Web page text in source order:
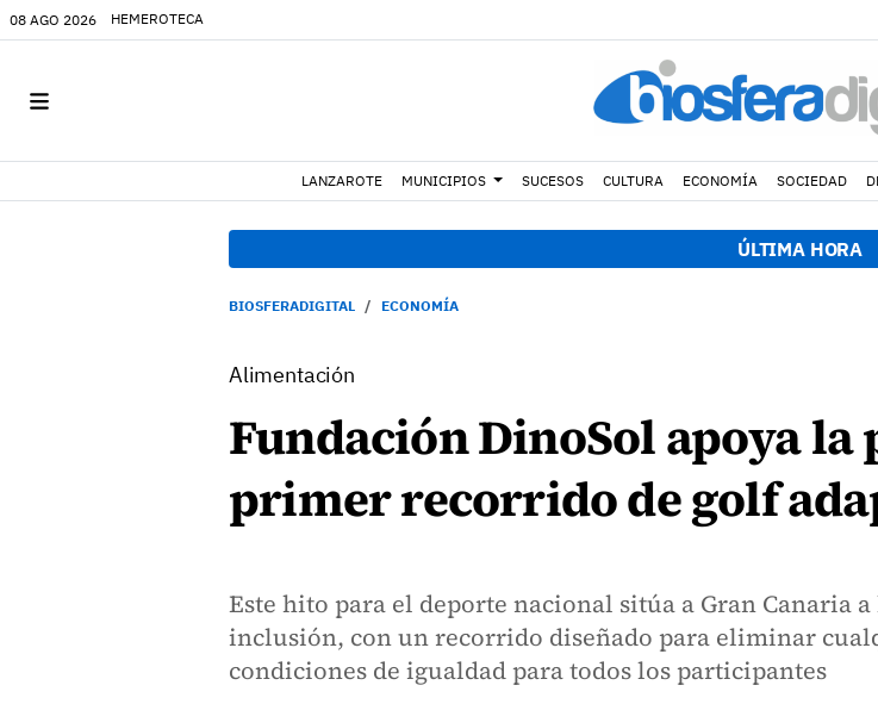
08 AGO 2026 HEMEROTECA
LANZAROTE MUNICIPIOS SUCESOS CULTURA ECONOMÍA SOCIEDAD
ÚLTIMA HORA
BIOSFERADIGITAL ECONOMÍA
Alimentación
Fundación DinoSol apoya la
primer recorrido de golf
Este hito para el deporte nacional sitúa a Gran Canaria
inclusión, con un recorrido diseñado para eliminar
condiciones de igualdad para todos los participantes